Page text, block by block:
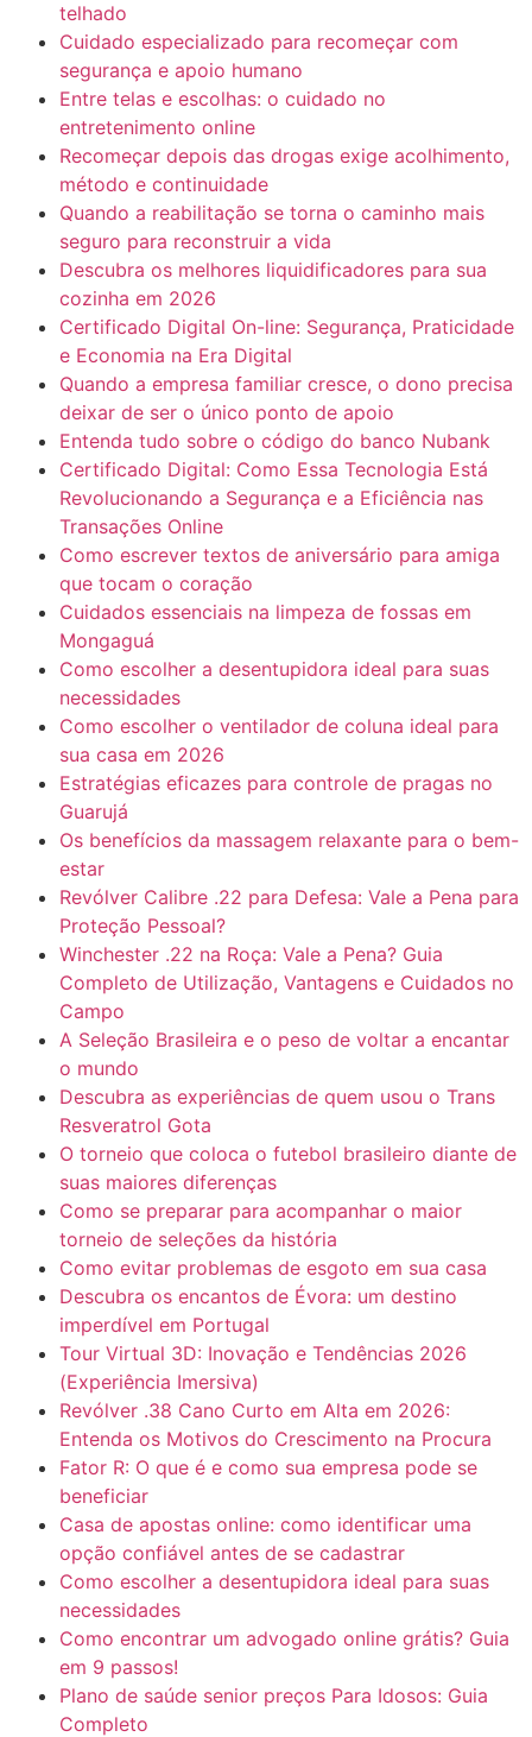
telhado
Cuidado especializado para recomeçar com
segurança e apoio humano
Entre telas e escolhas: o cuidado no
entretenimento online
Recomeçar depois das drogas exige acolhimento,
método e continuidade
Quando a reabilitação se torna o caminho mais
seguro para reconstruir a vida
Descubra os melhores liquidificadores para sua
cozinha em 2026
Certificado Digital On-line: Segurança, Praticidade
e Economia na Era Digital
Quando a empresa familiar cresce, o dono precisa
deixar de ser o único ponto de apoio
Entenda tudo sobre o código do banco Nubank
Certificado Digital: Como Essa Tecnologia Está
Revolucionando a Segurança e a Eficiência nas
Transações Online
Como escrever textos de aniversário para amiga
que tocam o coração
Cuidados essenciais na limpeza de fossas em
Mongaguá
Como escolher a desentupidora ideal para suas
necessidades
Como escolher o ventilador de coluna ideal para
sua casa em 2026
Estratégias eficazes para controle de pragas no
Guarujá
Os benefícios da massagem relaxante para o bem-
estar
Revólver Calibre .22 para Defesa: Vale a Pena para
Proteção Pessoal?
Winchester .22 na Roça: Vale a Pena? Guia
Completo de Utilização, Vantagens e Cuidados no
Campo
A Seleção Brasileira e o peso de voltar a encantar
o mundo
Descubra as experiências de quem usou o Trans
Resveratrol Gota
O torneio que coloca o futebol brasileiro diante de
suas maiores diferenças
Como se preparar para acompanhar o maior
torneio de seleções da história
Como evitar problemas de esgoto em sua casa
Descubra os encantos de Évora: um destino
imperdível em Portugal
Tour Virtual 3D: Inovação e Tendências 2026
(Experiência Imersiva)
Revólver .38 Cano Curto em Alta em 2026:
Entenda os Motivos do Crescimento na Procura
Fator R: O que é e como sua empresa pode se
beneficiar
Casa de apostas online: como identificar uma
opção confiável antes de se cadastrar
Como escolher a desentupidora ideal para suas
necessidades
Como encontrar um advogado online grátis? Guia
em 9 passos!
Plano de saúde senior preços Para Idosos: Guia
Completo